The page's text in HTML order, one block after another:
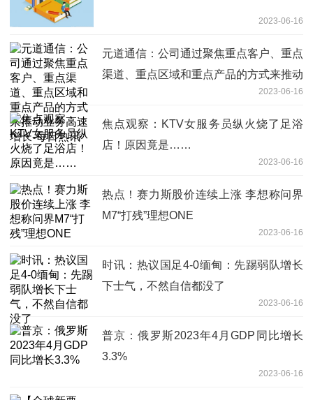
2023-06-16
元道通信：公司通过聚焦重点客户、重点
渠道、重点区域和重点产品的方式来推动
2023-06-16
焦点观察：KTV女服务员纵火烧了足浴
店！原因竟是……
2023-06-16
热点！赛力斯股价连续上涨 李想称问界
M7“打残”理想ONE
2023-06-16
时讯：热议国足4-0缅甸：先踢弱队增长
下士气，不然自信都没了
2023-06-16
普京：俄罗斯2023年4月GDP同比增长
3.3%
2023-06-16